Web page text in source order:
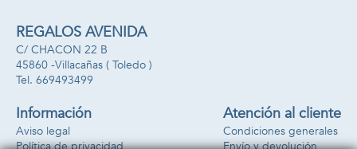
REGALOS AVENIDA
C/ CHACON 22 B
45860 -Villacañas ( Toledo )
669493499
Información
Aviso legal
Atención al cliente
Condiciones generales